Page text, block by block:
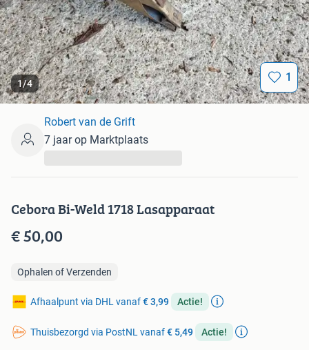
1/4 1
Cebora Bi-Weld 1718 Lasapparaat
€ 50,00
Ophalen of Verzenden
Afhaalpunt via DHL vanaf€ 3,99 Actie!
Thuisbezorgd via PostNL vanaf€ 5,49 Actie!
Robert van de Grift
7 jaar op Marktplaats